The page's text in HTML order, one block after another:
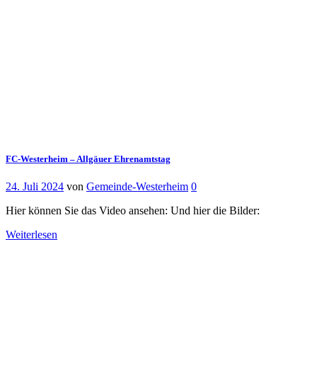
FC-Westerheim – Allgäuer Ehrenamtstag
24. Juli 2024 von Gemeinde-Westerheim 0
Hier können Sie das Video ansehen: Und hier die Bilder:
Weiterlesen